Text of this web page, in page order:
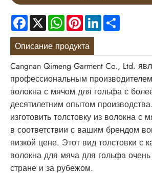
Facebook
X WhatsApp
PinterestLinkedIn
Описание продукта
Cangnan Qimeng Garment Co., Ltd.
профессиональным
волокна с мячом для гольфа с
десятилетним опытом
изготовить толстовку из волокна с
в соответствии с вашим брендом
низкой цене. Этот вид толстовки с
волокна для мяча для гольфа
стране и за рубежом.